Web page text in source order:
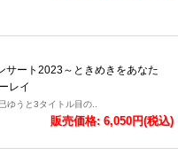
サート2023～ときめきをあなた
レイ
ゆうと3タイトル目の..
販売価格: 6,050円(税込)